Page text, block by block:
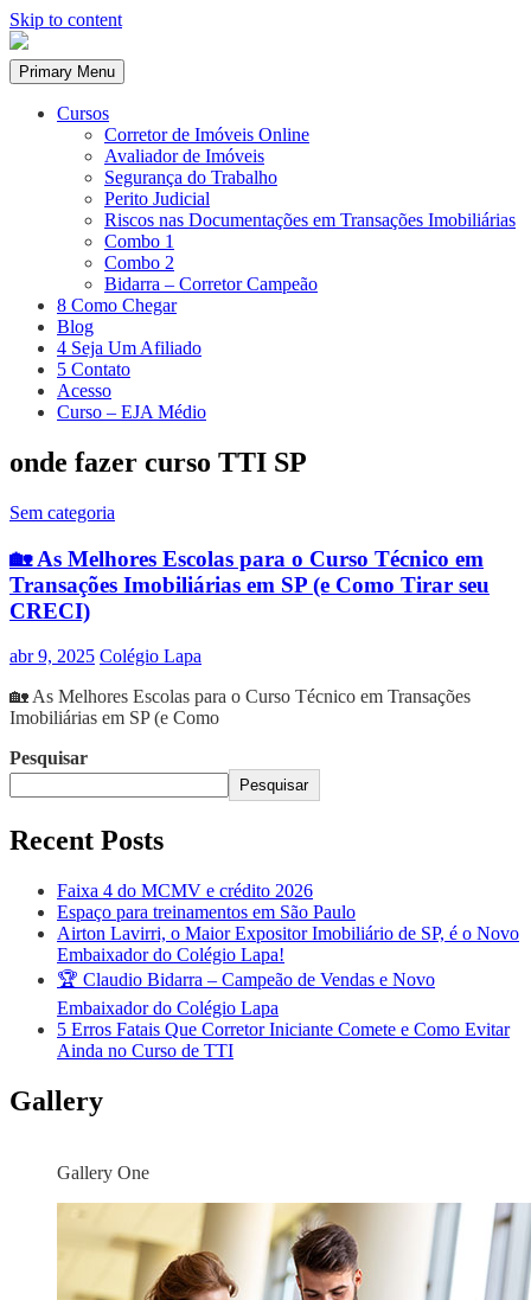
Skip to content
Primary Menu
Cursos
Corretor de Imóveis Online
Avaliador de Imóveis
Segurança do Trabalho
Perito Judicial
Riscos nas Documentações em Transações Imobiliárias
Combo 1
Combo 2
Bidarra – Corretor Campeão
8 Como Chegar
Blog
4 Seja Um Afiliado
5 Contato
Acesso
Curso – EJA Médio
onde fazer curso TTI SP
Sem categoria
🏡 As Melhores Escolas para o Curso Técnico em
Transações Imobiliárias em SP (e Como Tirar seu
CRECI)
abr 9, 2025 Colégio Lapa
🏡 As Melhores Escolas para o Curso Técnico em Transações
Imobiliárias em SP (e Como
Pesquisar
Pesquisar
Recent Posts
Faixa 4 do MCMV e crédito 2026
Espaço para treinamentos em São Paulo
Airton Lavirri, o Maior Expositor Imobiliário de SP, é o Novo
Embaixador do Colégio Lapa!
🏆 Claudio Bidarra – Campeão de Vendas e Novo
Embaixador do Colégio Lapa
5 Erros Fatais Que Corretor Iniciante Comete e Como Evitar
Ainda no Curso de TTI​
Gallery
Gallery One